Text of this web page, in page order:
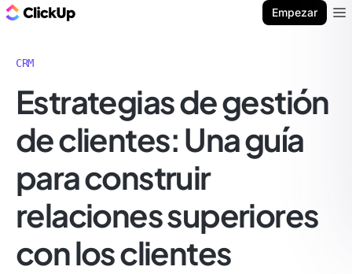
Empezar
CRM
Estrategias de gestión
de clientes: Una guía
para construir
relaciones superiores
con los clientes